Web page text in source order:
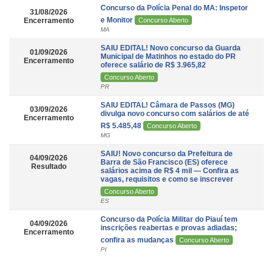
31/08/2026
Encerramento
Concurso da Polícia Penal do MA: Inspetor
e Monitor
Concurso Aberto
MA
01/09/2026
Encerramento
SAIU EDITAL! Novo concurso da Guarda
Municipal de Matinhos no estado do PR
oferece salário de R$ 3.965,82
Concurso Aberto
PR
03/09/2026
Encerramento
SAIU EDITAL! Câmara de Passos (MG)
divulga novo concurso com salários de até
R$ 5.485,48
Concurso Aberto
MG
04/09/2026
Resultado
SAIU! Novo concurso da Prefeitura de
Barra de São Francisco (ES) oferece
salários acima de R$ 4 mil — Confira as
vagas, requisitos e como se inscrever
Concurso Aberto
ES
04/09/2026
Encerramento
Concurso da Polícia Militar do Piauí tem
inscrições reabertas e provas adiadas;
confira as mudanças
Concurso Aberto
PI